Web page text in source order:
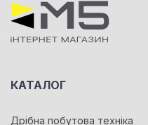
КАТАЛОГ
Дрібна побутова техніка